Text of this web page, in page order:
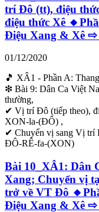
trí Đô (tt), điệu
điệu thức Xê
Điệu Xang & Xê
01/12/2020
🎵 XÂ1 - Phần A:
❇ Bài 9: Dân Ca Việt
thường,
✔ Vị trí Đô (tiếp theo),
XON-la-(ĐÔ) ,
✔ Chuyển vị sang Vị trí
ĐÔ-RÊ-fa-(XON)
Bài 10_XÂ1: Dân
Xang; Chuyển vị
trở về VT Đô
Điệu Xang & Xê